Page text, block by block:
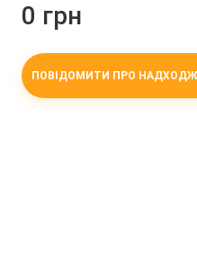
0 грн
ПОВІДОМИТИ ПРО